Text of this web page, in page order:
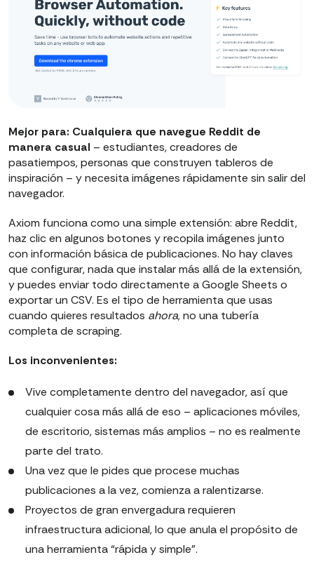
Mejor para: Cualquiera que navegue Reddit de
manera casual – estudiantes, creadores de
pasatiempos, personas que construyen tableros de
inspiración – y necesita imágenes rápidamente sin salir del
navegador.
Axiom funciona como una simple extensión: abre Reddit,
haz clic en algunos botones y recopila imágenes junto
con información básica de publicaciones. No hay claves
que configurar, nada que instalar más allá de la extensión,
y puedes enviar todo directamente a Google Sheets o
exportar un CSV. Es el tipo de herramienta que usas
cuando quieres resultados ahora, no una tubería
completa de scraping.
Los inconvenientes:
Vive completamente dentro del navegador, así que
cualquier cosa más allá de eso – aplicaciones móviles,
de escritorio, sistemas más amplios – no es realmente
parte del trato.
Una vez que le pides que procese muchas
publicaciones a la vez, comienza a ralentizarse.
Proyectos de gran envergadura requieren
infraestructura adicional, lo que anula el propósito de
una herramienta “rápida y simple”.